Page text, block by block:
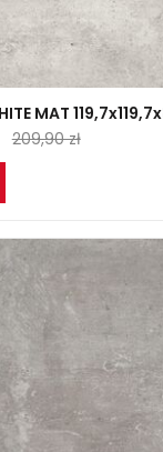
MAT
209,90 zł